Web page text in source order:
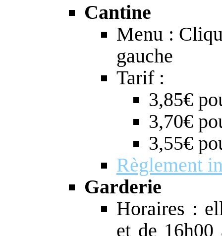
Cantine
Menu :
gauche
Tarif :
3,85€
3,70€
3,55€
Règlement
Garderie
Horaires :
et de